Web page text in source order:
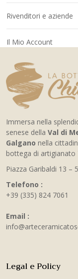
Rivenditori e aziende
Il Mio Account
Immersa nella
senese della Val di
Galgano nella
bottega di artigianato
Piazza Garibaldi 13 –
Telefono :
+39 (335) 824 7061
Email :
Legal e Policy